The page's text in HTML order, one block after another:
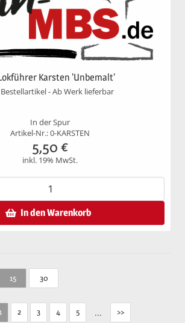
Karsten 'Unbemalt'
Bestellartikel - Ab Werk lieferbar
In der Spur
Artikel-Nr.: 0-KARSTEN
5,50 €
inkl. 19% MwSt.
In den Warenkorb
15 30
1 2 3 4 5 ... >>